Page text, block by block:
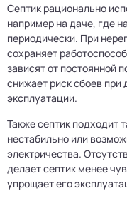
Септик рационально
например на даче, где
периодически. При
сохраняет
зависят от постоянной
снижает риск сбоев
эксплуатации.
Также септик подходит
нестабильно или
электричества.
делает септик менее
упрощает его